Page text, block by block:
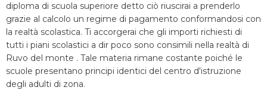
diploma di scuola superiore detto ciò riuscirai a prenderlo
grazie al calcolo un regime di pagamento conformandosi con
la realtà scolastica. Ti accorgerai che gli importi richiesti di
tutti i piani scolastici a dir poco sono consimili nella realtà di
Ruvo del monte . Tale materia rimane costante poiché le
scuole presentano principi identici del centro d'istruzione
degli adulti di zona.